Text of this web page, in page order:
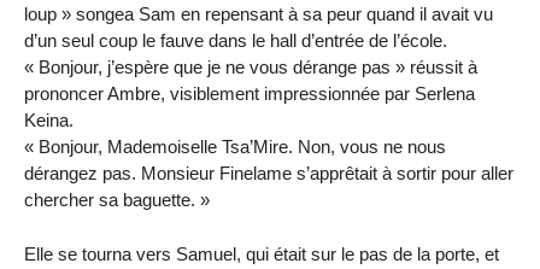
loup » songea Sam en repensant à sa peur quand il avait vu
d’un seul coup le fauve dans le hall d’entrée de l’école.
« Bonjour, j’espère que je ne vous dérange pas » réussit à
prononcer Ambre, visiblement impressionnée par Serlena
Keina.
« Bonjour, Mademoiselle Tsa’Mire. Non, vous ne nous
dérangez pas. Monsieur Finelame s’apprêtait à sortir pour aller
chercher sa baguette. »
Elle se tourna vers Samuel, qui était sur le pas de la porte, et